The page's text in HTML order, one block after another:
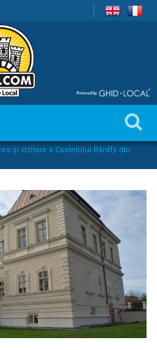
și vizitare a Castelului Bánffy din